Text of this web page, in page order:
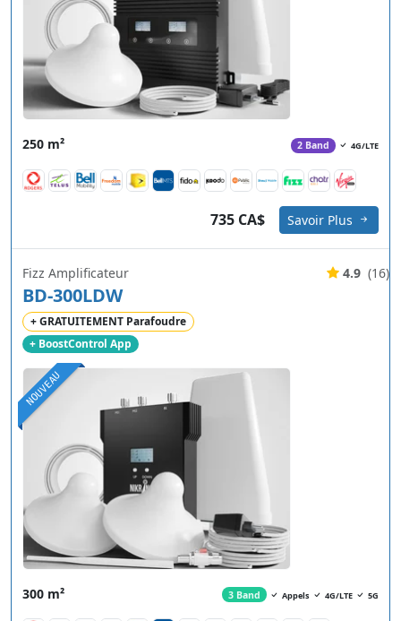
250 m² 2 Band 4G/LTE
735 CA$ Savoir Plus
NOUVEAU
Fizz Amplificateur
BD-300LDW
+ GRATUITEMENT Parafoudre
+ BoostControl App
4.9 (16)
300 m² 3 Band Appels 4G/LTE 5G